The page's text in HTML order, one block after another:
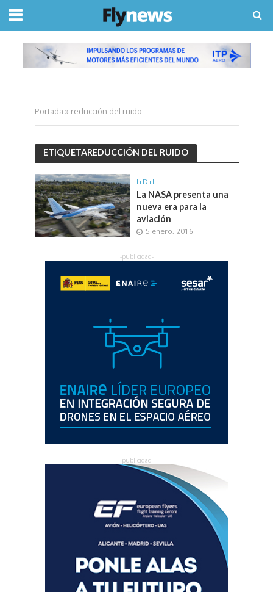
Portada » reducción del ruido
ETIQUETAREDUCCIÓN DEL RUIDO
I+D+I
La NASA presenta una
nueva era para la
aviación
5 enero, 2016